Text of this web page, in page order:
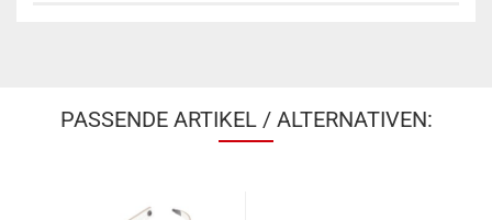
PASSENDE ARTIKEL / ALTERNATIVEN: